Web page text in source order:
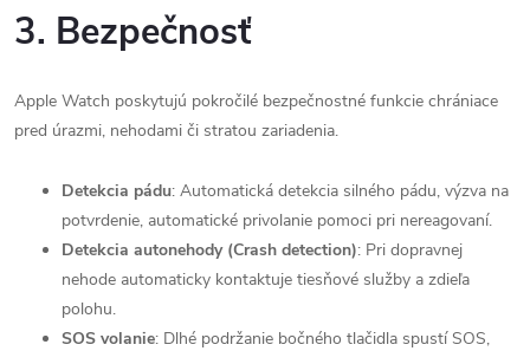
3. Bezpečnosť
Apple Watch poskytujú pokročilé bezpečnostné funkcie chrániace
pred úrazmi, nehodami či stratou zariadenia.
Detekcia pádu: Automatická detekcia silného pádu, výzva na
potvrdenie, automatické privolanie pomoci pri nereagovaní.
Detekcia autonehody (Crash detection): Pri dopravnej
nehode automaticky kontaktuje tiesňové služby a zdieľa
polohu.
SOS volanie: Dlhé podržanie bočného tlačidla spustí SOS,